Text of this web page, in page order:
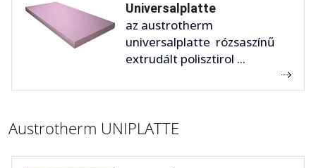
Universalplatte
az austrotherm
universalplatte rózsaszínű
extrudált polisztirol ...
Austrotherm UNIPLATTE